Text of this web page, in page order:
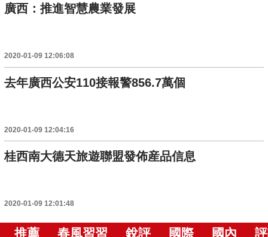
廣西：推進智慧農業發展
2020-01-09 12:06:08
去年廣西公安110接報警856.7萬個
2020-01-09 12:04:16
桂西南大德天旅遊聯盟發佈産品信息
2020-01-09 12:01:48
推薦 春風習習 銳評 國際 國內